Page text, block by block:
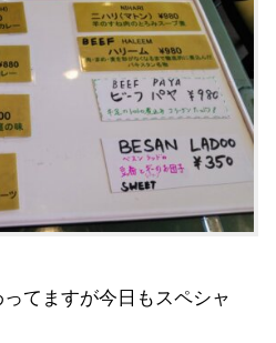
てますが今日もスペシャ